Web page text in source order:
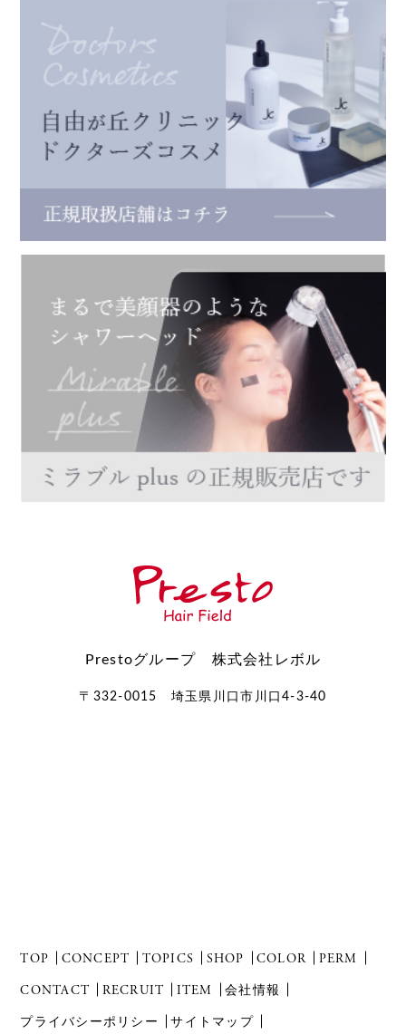
Prestoグループ 株式会社レボル
〒332-0015 埼玉県川口市川口4-3-40
TOP CONCEPT TOPICS SHOP COLOR
PERM
CONTACT
RECRUIT ITEM 会社情報
プライバシーポリシー サイトマップ